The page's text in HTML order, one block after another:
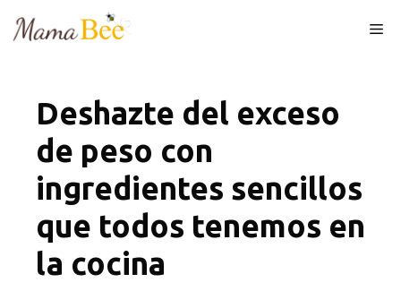
Deshazte del exceso
de peso con
ingredientes sencillos
que todos tenemos en
la cocina